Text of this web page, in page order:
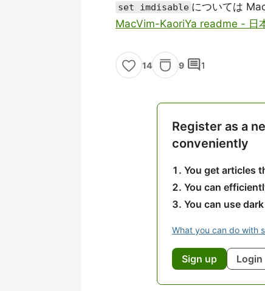
set imdisable については
MacVim-KaoriYa readme - 日
14 9 comment1
Register as a
conveniently
You get articles
You can
You can use
What you can do with
Sign up Login